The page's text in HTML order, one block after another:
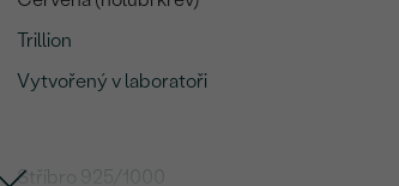
Trillion
Vytvořený v laboratoři
Stříbro 925/1000